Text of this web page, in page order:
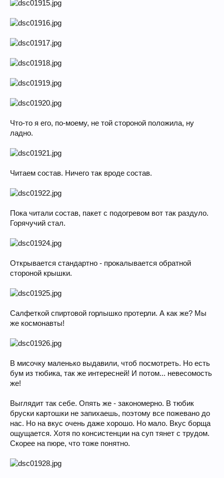
Что-то я его, по-моему, не той стороной положила, ну
ладно.
Читаем состав. Ничего так вроде состав.
Пока читали состав, пакет с подогревом вот так раздуло.
Горячучий стал.
Открывается стандартно - прокалывается обратной
стороной крышки.
Салфеткой спиртовой горлышко протерли. А как же? Мы
же космонавты!
В мисочку маленько выдавили, чтоб посмотреть. Но есть
бум из тюбика, так же интересней! И потом... невесомость
же!
Выглядит так себе. Опять же - закономерно. В тюбик
бруски картошки не запихаешь, поэтому все пожевано до
нас. Но на вкус очень даже хорошо. Но мало. Вкус борща
ощущается. Хотя по консистенции на суп тянет с трудом.
Скорее на пюре, что тоже понятно.